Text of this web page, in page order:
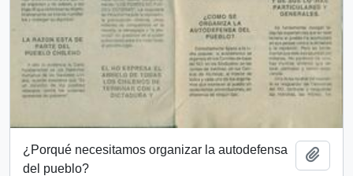
¿Porqué necesitamos organizar la autodefensa
del pueblo?